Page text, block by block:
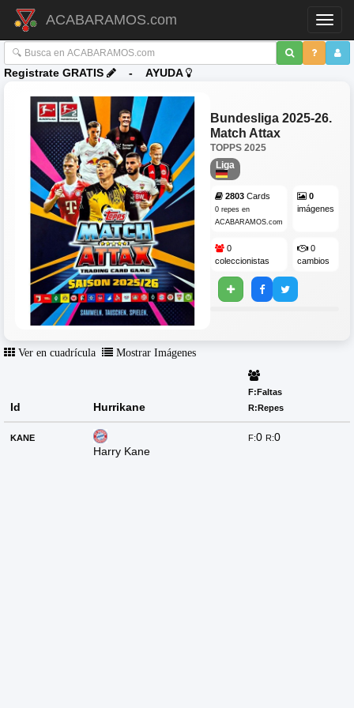
ACABARAMOS.com
Registrate GRATIS - AYUDA
Bundesliga 2025-26.
Match Attax
TOPPS 2025
Liga
2803 Cards
0 repes en
ACABARAMOS.com
0
imágenes
0
coleccionistas
0
cambios
Ver en cuadrícula Mostrar Imágenes
Id Hurrikane
F:Faltas
R:Repes
KANE
Harry Kane
F:0 R:0